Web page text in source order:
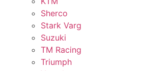
Sherco
Stark Varg
Suzuki
TM Racing
Triumph